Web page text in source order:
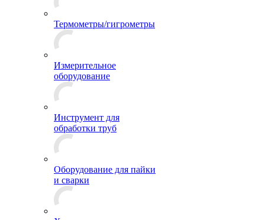
Термометры/гигрометры
Измерительное
оборудование
Инструмент для
обработки труб
Оборудование для пайки
и сварки